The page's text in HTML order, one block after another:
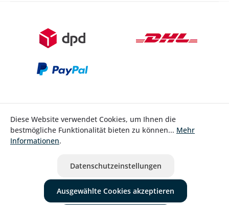
Bestellung widerrufen
ausgenommen Nicht EU-Länder
Diese Website verwendet Cookies, um Ihnen die
bestmögliche Funktionalität bieten zu können... Mehr
Informationen.
Datenschutzeinstellungen
Ausgewählte Cookies akzeptieren